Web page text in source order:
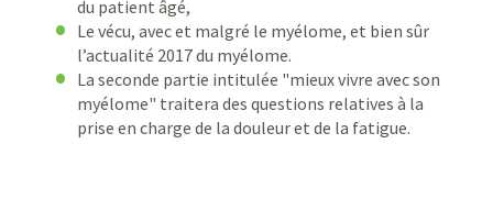
du patient âgé,
Le vécu, avec et malgré le myélome, et bien sûr
l’actualité 2017 du myélome.
La seconde partie intitulée "mieux vivre avec son
myélome" traitera des questions relatives à la
prise en charge de la douleur et de la fatigue.